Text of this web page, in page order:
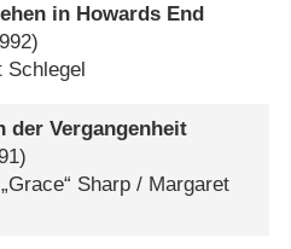
in Howards End
Schlegel
der Vergangenheit
Sharp /​ Margaret